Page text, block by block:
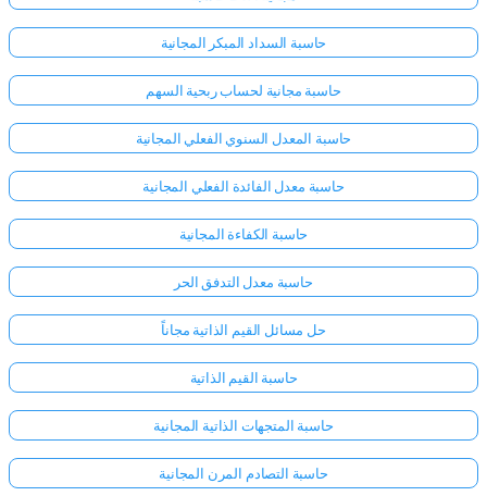
سجّل
هنا!
حاسبة السداد المبكر المجانية
حاسبة مجانية لحساب ربحية السهم
حاسبة المعدل السنوي الفعلي المجانية
حاسبة معدل الفائدة الفعلي المجانية
حاسبة الكفاءة المجانية
حاسبة معدل التدفق الحر
حل مسائل القيم الذاتية مجاناً
حاسبة القيم الذاتية
حاسبة المتجهات الذاتية المجانية
حاسبة التصادم المرن المجانية